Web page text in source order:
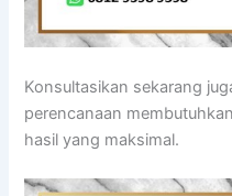
Konsultasikan sekarang
perencanaan
hasil yang maksimal.